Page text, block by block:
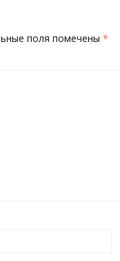
поля помечены *